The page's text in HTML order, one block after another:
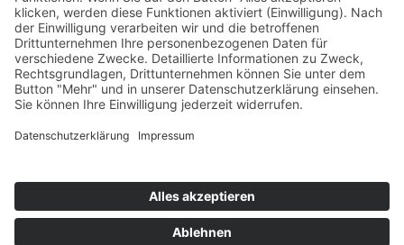
›Wasserstoff-Hochlauf: Dialog, Infrastruktur und
konkrete Schritte
›Solaranlage Regenbogenfarben: FC St. Pauli und
LichtBlick installieren erste weltweite Anlage
Jetzt an der STUDIE360 teilnehmen
Wir möchten Transparenz mit einheitlichen Kriterien
kostenlose Teilnahme wichtig. Die Ergebnisse werden
umgehend nach Teilnahme und Auswertung auf
unserer Webseite zur Verfügung gestellt.